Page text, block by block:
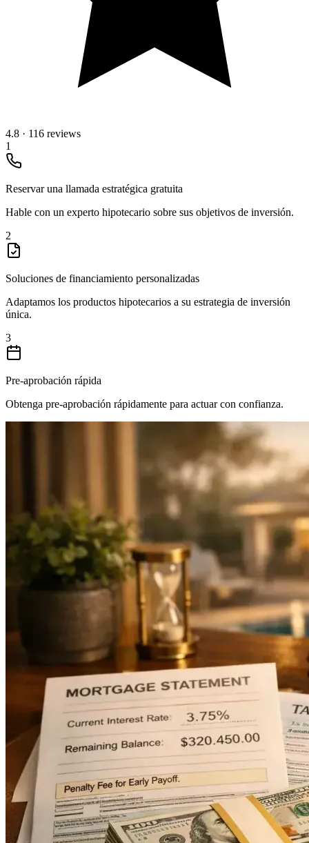
4.8 · 116 reviews
1
Reservar una llamada estratégica gratuita
Hable con un experto hipotecario sobre sus objetivos de inversión.
2
Soluciones de financiamiento personalizadas
Adaptamos los productos hipotecarios a su estrategia de inversión
única.
3
Pre-aprobación rápida
Obtenga pre-aprobación rápidamente para actuar con confianza.